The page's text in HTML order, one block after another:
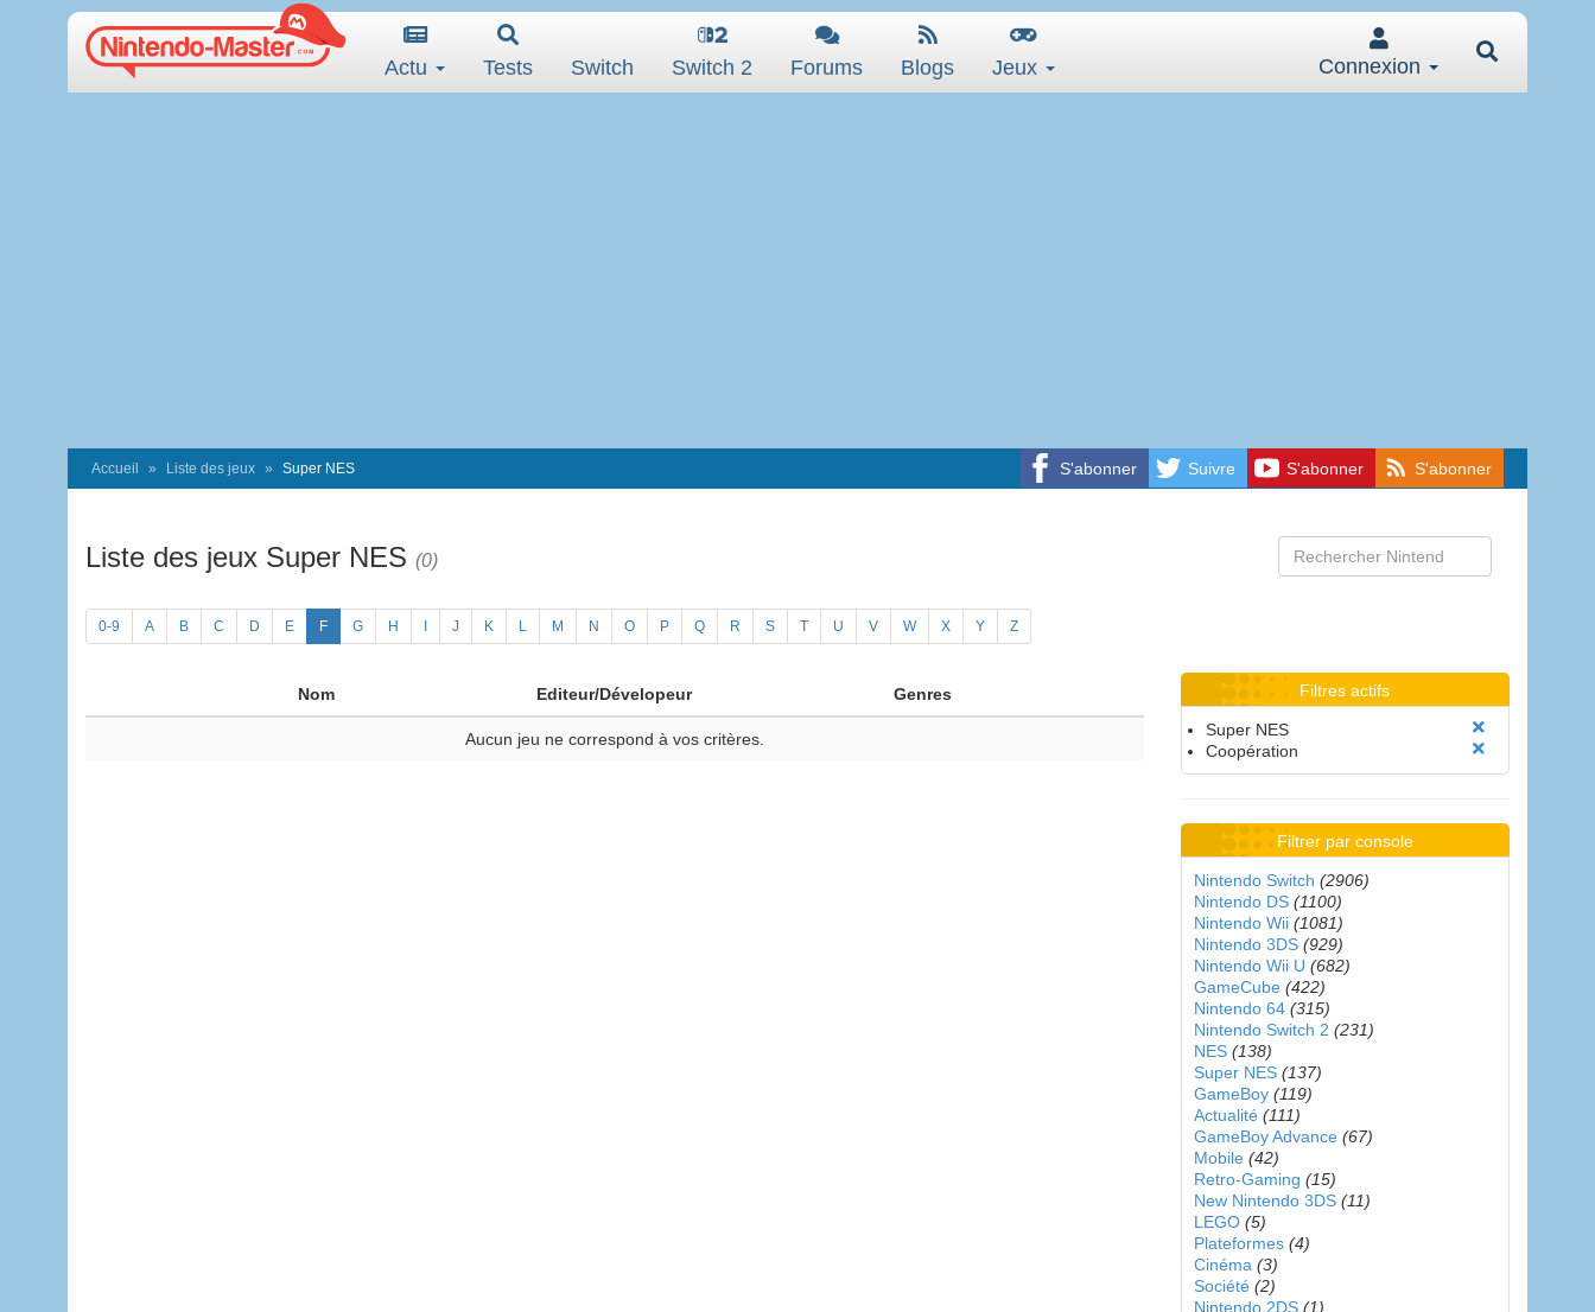
Actu Tests Switch Switch 2 Forums Blogs Jeux Connexion
S'abonner Suivre S'abonner S'abonner
Accueil Liste des jeux Super NES
Liste des jeux Super NES (0)
0-9 A B C D E F G H J K L M N O P Q R S T U V W X Y Z
Nom Editeur/Dévelopeur Genres
Aucun jeu ne correspond à vos critères.
Filtres actifs
Super NES
Coopération
Filtrer par console
Nintendo Switch (2906)
Nintendo DS (1100)
Nintendo Wii (1081)
Nintendo 3DS (929)
Nintendo Wii U (682)
GameCube (422)
Nintendo 64 (315)
Nintendo Switch 2 (231)
NES (138)
Super NES (137)
GameBoy (119)
Actualité (111)
GameBoy Advance (67)
Mobile (42)
Retro-Gaming (15)
New Nintendo 3DS (11)
LEGO (5)
Plateformes (4)
Cinéma (3)
Société (2)
Nintendo 2DS (1)